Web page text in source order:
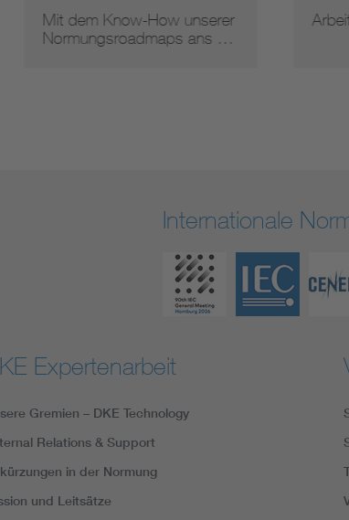
How unserer
ans …
Arbeitsergebnisse
Internationale
Expertenarbeit
Gremien – DKE Technology
Relations & Support
in der Normung
und Leitsätze